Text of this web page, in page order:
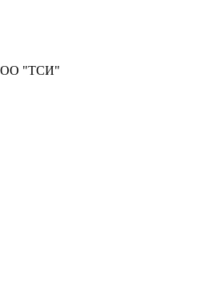
ООО "ТСИ"